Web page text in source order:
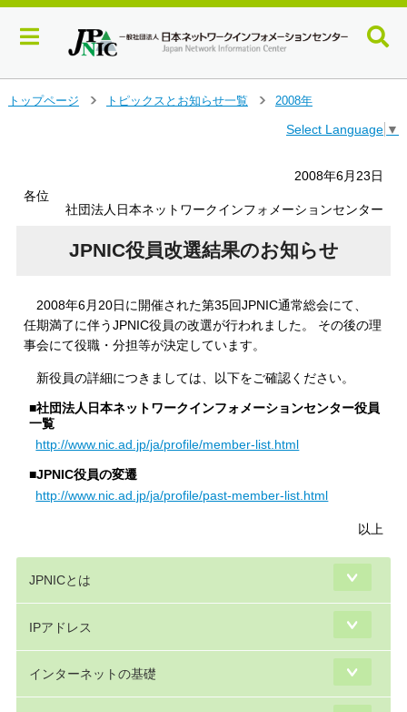
トップページ
トピックスとお知らせ一覧
2008年
Select Language ▼
2008年6月23日
各位
社団法人日本ネットワークインフォメーションセンター
JPNIC役員改選結果のお知らせ
2008年6月20日に開催された第35回JPNIC通常総会にて、
任期満了に伴うJPNIC役員の改選が行われました。 その後の理
事会にて役職・分担等が決定しています。
新役員の詳細につきましては、以下をご確認ください。
■社団法人日本ネットワークインフォメーションセンター役員
一覧
http://www.nic.ad.jp/ja/profile/member-list.html
■JPNIC役員の変遷
http://www.nic.ad.jp/ja/profile/past-member-list.html
以上
JPNICとは
IPアドレス
インターネットの基礎